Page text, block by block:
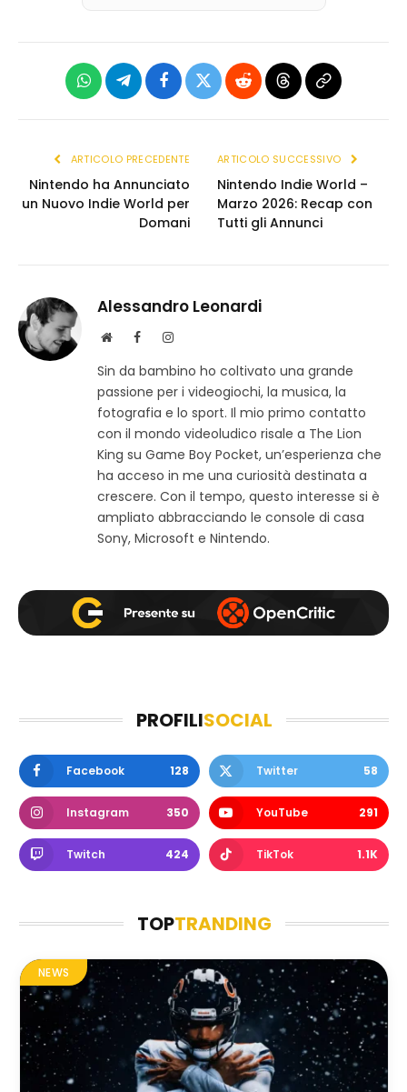
WhatsAppTelegramFacebook
X
Reddit ThreadsCopia
ARTICOLO PRECEDENTE
Nintendo ha Annunciato
un Nuovo Indie World per
Domani
ARTICOLO SUCCESSIVO
Nintendo Indie World –
Marzo 2026: Recap con
Tutti gli Annunci
Alessandro Leonardi
S
t
o
w
F
c
e
b
k
I
s
t
a
a
m
Sin da bambino ho coltivato una grande
passione per i videogiochi, la musica, la
fotografia e lo sport. Il mio primo contatto
con il mondo videoludico risale a The Lion
King su Game Boy Pocket, un’esperienza che
ha acceso in me una curiosità destinata a
crescere. Con il tempo, questo interesse si è
ampliato abbracciando le console di casa
Sony, Microsoft e Nintendo.
PROFILISOCIAL
Facebook 128 Twitter 58
Instagram 350 YouTube 291
Twitch 424 TikTok 1.1K
TOPTRANDING
NEWS